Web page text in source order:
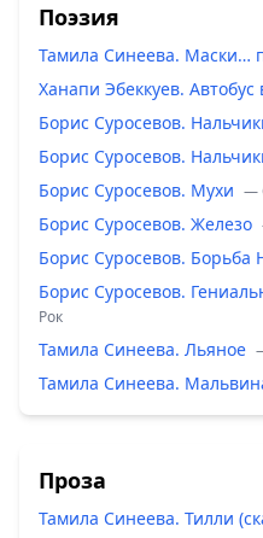
Поэзия
Тамила Синеева. Маски…
Ханапи Эбеккуев.
Борис Суросевов.
Борис Суросевов.
Борис Суросевов. Мухи —
Борис Суросевов. Железо
Борис Суросевов. Борьба
Борис Суросевов.
Рок
Тамила Синеева. Льяное
Тамила Синеева.
Проза
Тамила Синеева. Тилли